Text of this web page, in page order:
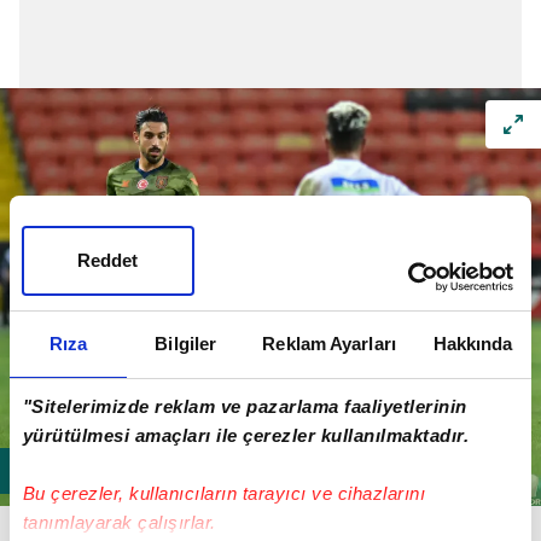
Rıza Bilgiler Reklam Ayarları Hakkında
"Sitelerimizde reklam ve pazarlama faaliyetlerinin
yürütülmesi amaçları ile çerezler kullanılmaktadır.
Bu çerezler, kullanıcıların tarayıcı ve cihazlarını
tanımlayarak çalışırlar.
Reddet
TERİM VE ARDA GÖRÜŞECEK!